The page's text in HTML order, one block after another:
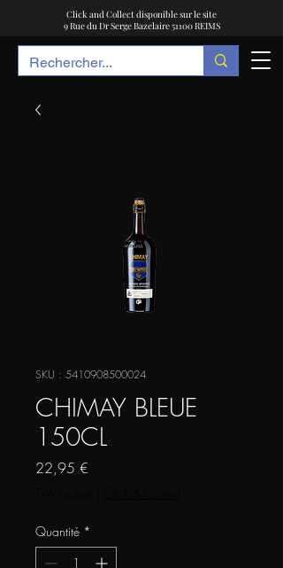
Click and Collect disponible sur le site
9 Rue du Dr Serge Bazelaire 51100 REIMS
SKU : 5410908500024
CHIMAY BLEUE
150CL
22,95 €
Quantité *